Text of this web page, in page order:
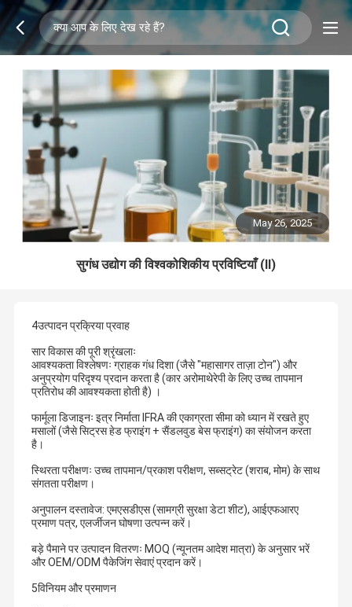
May 26, 2025
सुगंध उद्योग की विश्वकोशिकीय प्रविष्टियाँ (II)
4उत्पादन प्रक्रिया प्रवाह
सार विकास की पूरी श्रृंखलाः
आवश्यकता विश्लेषणः ग्राहक गंध दिशा (जैसे "महासागर ताज़ा टोन") और
अनुप्रयोग परिदृश्य प्रदान करता है (कार अरोमाथेरेपी के लिए उच्च तापमान
प्रतिरोध की आवश्यकता होती है) ।
फार्मूला डिजाइनः इत्र निर्माता IFRA की एकाग्रता सीमा को ध्यान में रखते हुए
मसालों (जैसे सिट्रस हेड फ्राइंग + सैंडलवुड बेस फ्राइंग) का संयोजन करता
है।
स्थिरता परीक्षणः उच्च तापमान/प्रकाश परीक्षण, सब्सट्रेट (शराब, मोम) के साथ
संगतता परीक्षण।
अनुपालन दस्तावेज: एमएसडीएस (सामग्री सुरक्षा डेटा शीट), आईएफआरए
प्रमाण पत्र, एलर्जीजन घोषणा उत्पन्न करें।
बड़े पैमाने पर उत्पादन वितरणः MOQ (न्यूनतम आदेश मात्रा) के अनुसार भरें
और OEM/ODM पैकेजिंग सेवाएं प्रदान करें।
5विनियम और प्रमाणन